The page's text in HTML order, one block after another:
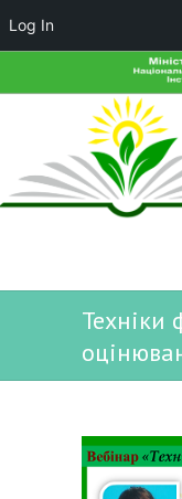
Техніки
Log In